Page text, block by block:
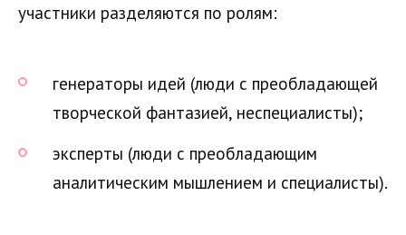
участники разделяются по ролям:
генераторы идей (люди с преобладающей
творческой фантазией, неспециалисты);
эксперты (люди с преобладающим
аналитическим мышлением и специалисты).